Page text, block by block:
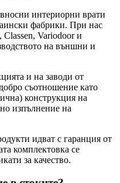
интериорни врати
фабрики. При нас
Classen, Variodoor и
на външни и
и на заводи от
съотношение като
конструкция на
изпълнение на
идват с гаранция от
комплектовка се
за качество.